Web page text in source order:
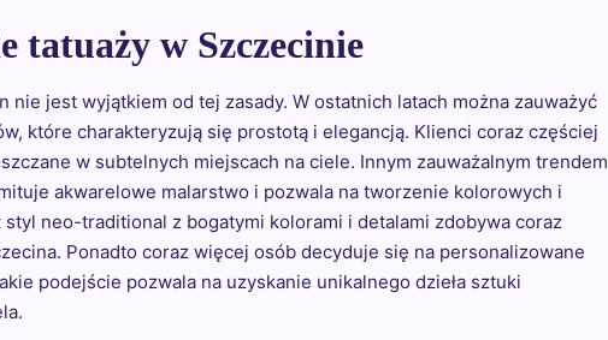
tatuaży w Szczecinie
jest wyjątkiem od tej zasady. W ostatnich latach można zauważyć
które charakteryzują się prostotą i elegancją. Klienci coraz częściej
w subtelnych miejscach na ciele. Innym zauważalnym trendem
akwarelowe malarstwo i pozwala na tworzenie kolorowych i
neo-traditional z bogatymi kolorami i detalami zdobywa coraz
Ponadto coraz więcej osób decyduje się na personalizowane
podejście pozwala na uzyskanie unikalnego dzieła sztuki